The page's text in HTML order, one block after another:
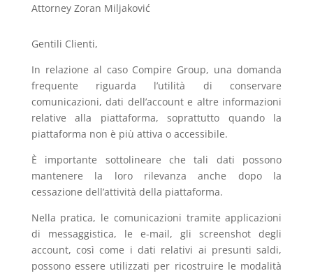
Attorney Zoran Miljaković
Gentili Clienti,
In relazione al caso Compire Group, una domanda
frequente riguarda l’utilità di conservare
comunicazioni, dati dell’account e altre informazioni
relative alla piattaforma, soprattutto quando la
piattaforma non è più attiva o accessibile.
È importante sottolineare che tali dati possono
mantenere la loro rilevanza anche dopo la
cessazione dell’attività della piattaforma.
Nella pratica, le comunicazioni tramite applicazioni
di messaggistica, le e-mail, gli screenshot degli
account, così come i dati relativi ai presunti saldi,
possono essere utilizzati per ricostruire le modalità